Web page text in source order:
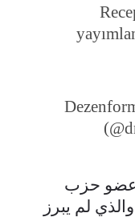
—
عضو حزب
لم يبرز